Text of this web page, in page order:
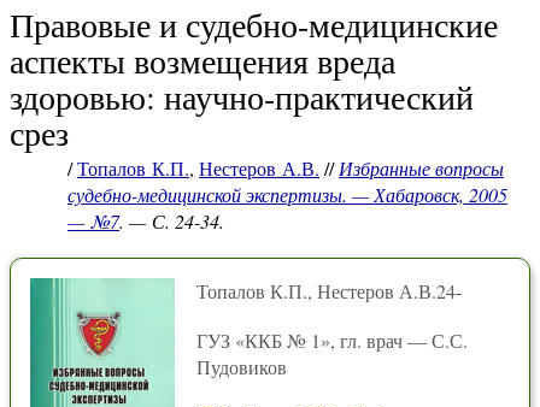
Правовые и судебно-медицинские
аспекты возмещения вреда
здоровью: научно-практический
срез
/Топалов К.П., Нестеров А.В. //Избранные вопросы
судебно-медицинской экспертизы. — Хабаровск, 2005
— №7. — С. 24-34.
Топалов К.П., Нестеров А.В.24-
ГУЗ «ККБ № 1», гл. врач — С.С.
Пудовиков